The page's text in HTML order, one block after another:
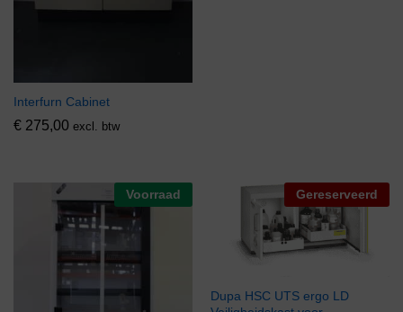
Interfurn Cabinet
€ 275,00 excl. btw
Voorraad Gereserveerd
Dupa HSC UTS ergo LD